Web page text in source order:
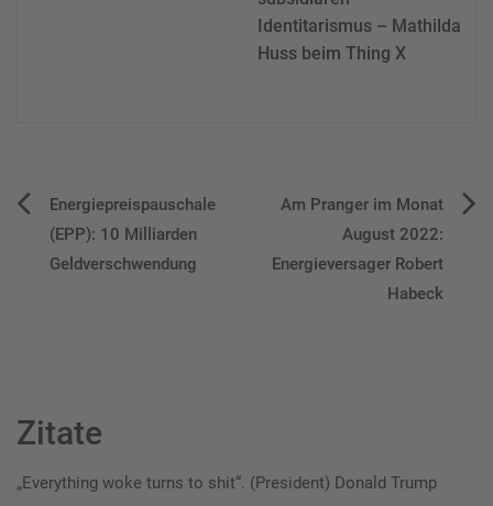
Identitarismus – Mathilda
Huss beim Thing X
Beitragsnavigation
Energiepreispauschale
(EPP): 10 Milliarden
Geldverschwendung
Am Pranger im Monat
August 2022:
Energieversager Robert
Habeck
Zitate
„Everything woke turns to shit“. (President) Donald Trump